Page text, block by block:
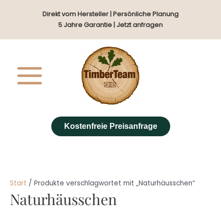
Direkt vom Hersteller | Persönliche Planung
5 Jahre Garantie | Jetzt anfragen
Kostenfreie Preisanfrage
Start / Produkte verschlagwortet mit „Naturhäusschen“
Naturhäusschen